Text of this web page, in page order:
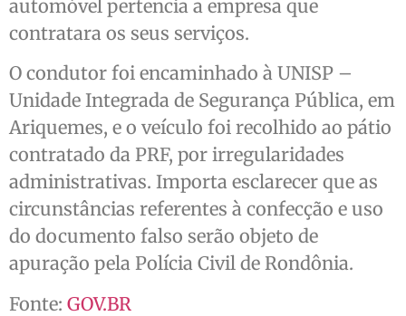
automóvel pertencia a empresa que
contratara os seus serviços.
O condutor foi encaminhado à UNISP –
Unidade Integrada de Segurança Pública, em
Ariquemes, e o veículo foi recolhido ao pátio
contratado da PRF, por irregularidades
administrativas. Importa esclarecer que as
circunstâncias referentes à confecção e uso
do documento falso serão objeto de
apuração pela Polícia Civil de Rondônia.
Fonte: GOV.BR